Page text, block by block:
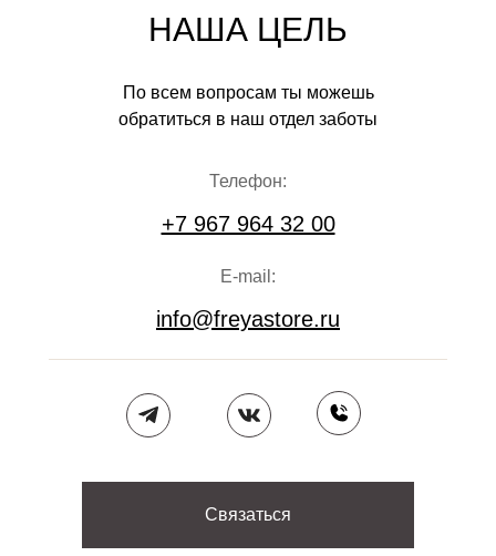
НАША ЦЕЛЬ
По всем вопросам ты можешь
обратиться в наш отдел заботы
Телефон:
+7 967 964 32 00
E-mail:
info@freyastore.ru
Связаться